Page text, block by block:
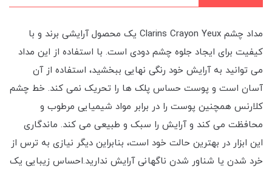
مداد چشم Clarins Crayon Yeux یک محصول آرایشی برند و با
کیفیت برای ایجاد جلوه چشم دودی است. با استفاده از این مداد
می توانید به آرایش خود رنگی نهایی ببخشید، استفاده از آن
آسان است و پوست حساس پلک ها را تحریک نمی کند. خط چشم
کلارنس همچنین پوست را در برابر مواد شیمیایی مرطوب و
محافظت می کند و آرایش را سبک و طبیعی می کند. ماندگاری
این ابزار در بهترین حالت خود است، بنابراین دیگر نیازی به ترس از
خرد شدن یا شناور شدن ناگهانی آرایش ندارید.احساس زیبایی یک